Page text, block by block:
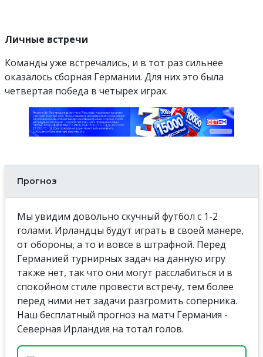
Личные встречи
Команды уже встречались, и в тот раз сильнее
оказалось сборная Германии. Для них это была
четвертая победа в четырех играх.
Прогноз
Мы увидим довольно скучный футбол с 1-2
голами. Ирландцы будут играть в своей манере,
от обороны, а то и вовсе в штрафной. Перед
Германией турнирных задач на данную игру
также нет, так что они могут расслабиться и в
спокойном стиле провести встречу, тем более
перед ними нет задачи разгромить соперника.
Наш бесплатный прогноз на матч Германия -
Северная Ирландия на тотал голов.